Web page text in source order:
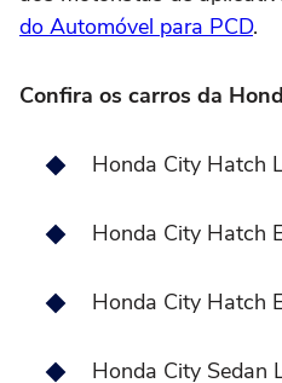
do Automóvel para PCD.
Confira os carros da
Honda City Hatch
Honda City Hatch
Honda City Hatch
Honda City Sedan